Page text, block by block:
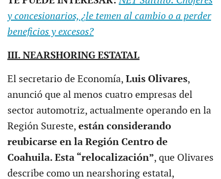
y concesionarios, ¿le temen al cambio o a perder
beneficios y excesos?
III. NEARSHORING ESTATAL
El secretario de Economía, Luis Olivares,
anunció que al menos cuatro empresas del
sector automotriz, actualmente operando en la
Región Sureste, están considerando
reubicarse en la Región Centro de
Coahuila. Esta “relocalización”, que Olivares
describe como un nearshoring estatal,